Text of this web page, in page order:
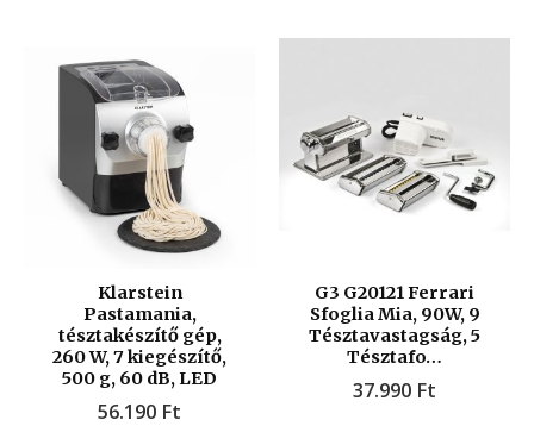
Klarstein
Pastamania,
tésztakészítő gép,
260 W, 7 kiegészítő,
500 g, 60 dB, LED
56.190 Ft
G3 G20121 Ferrari
Sfoglia Mia, 90W, 9
Tésztavastagság, 5
Tésztafo…
37.990 Ft